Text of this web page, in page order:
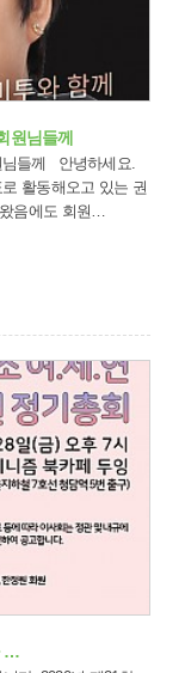
원님들께
하세요.
활동해오고 있는 권
해왔음에도 회원…
…